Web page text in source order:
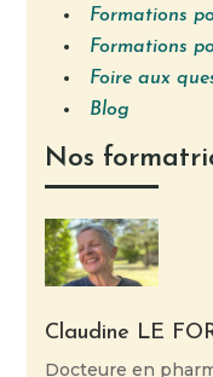
Formations
Formations
Foire aux
Blog
Nos
Claudine LE
Docteure en